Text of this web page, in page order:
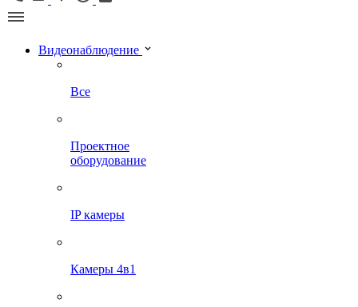
Видеонаблюдение
Все
Проектное
оборудование
IP камеры
Камеры 4в1